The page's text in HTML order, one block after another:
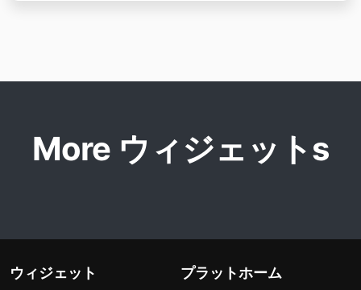
More ウィジェットs
ウィジェット プラットホーム